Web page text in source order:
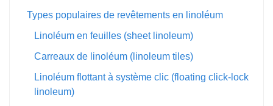
Types populaires de revêtements en linoléum
Linoléum en feuilles (sheet linoleum)
Carreaux de linoléum (linoleum tiles)
Linoléum flottant à système clic (floating click-lock
linoleum)